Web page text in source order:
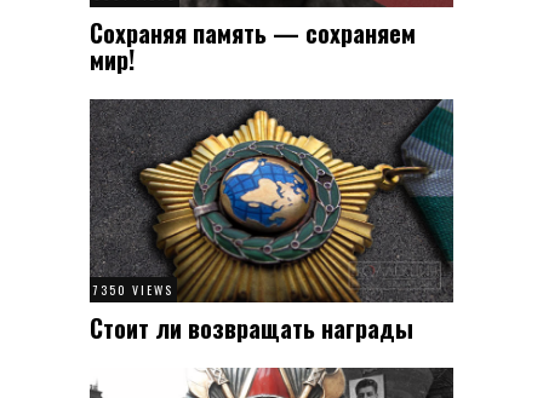
Сохраняя память — сохраняем
мир!
7350 VIEWS
Стоит ли возвращать награды